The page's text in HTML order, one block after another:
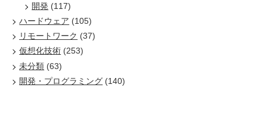
開発 (117)
ハードウェア (105)
リモートワーク (37)
仮想化技術 (253)
未分類 (63)
開発・プログラミング (140)